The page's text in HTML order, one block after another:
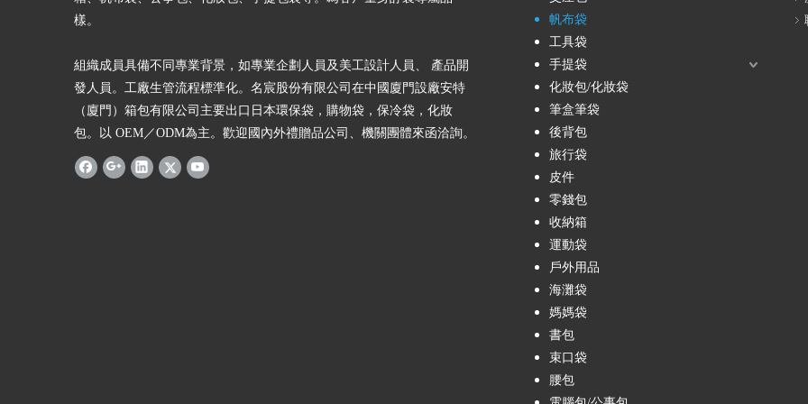
樣。
組織成員具備不同專業背景，如專業企劃人員及美工設計人員、 產品開
發人員。工廠生管流程標準化。名宸股份有限公司在中國廈門設廠安特
（廈門）箱包有限公司主要出口日本環保袋，購物袋，保冷袋，化妝
包。以 OEM／ODM為主。歡迎國內外禮贈品公司、機關團體來函洽詢。
帆布袋
工具袋
手提袋
化妝包/化妝袋
筆盒筆袋
後背包
旅行袋
皮件
零錢包
收納箱
運動袋
戶外用品
海灘袋
媽媽袋
書包
束口袋
腰包